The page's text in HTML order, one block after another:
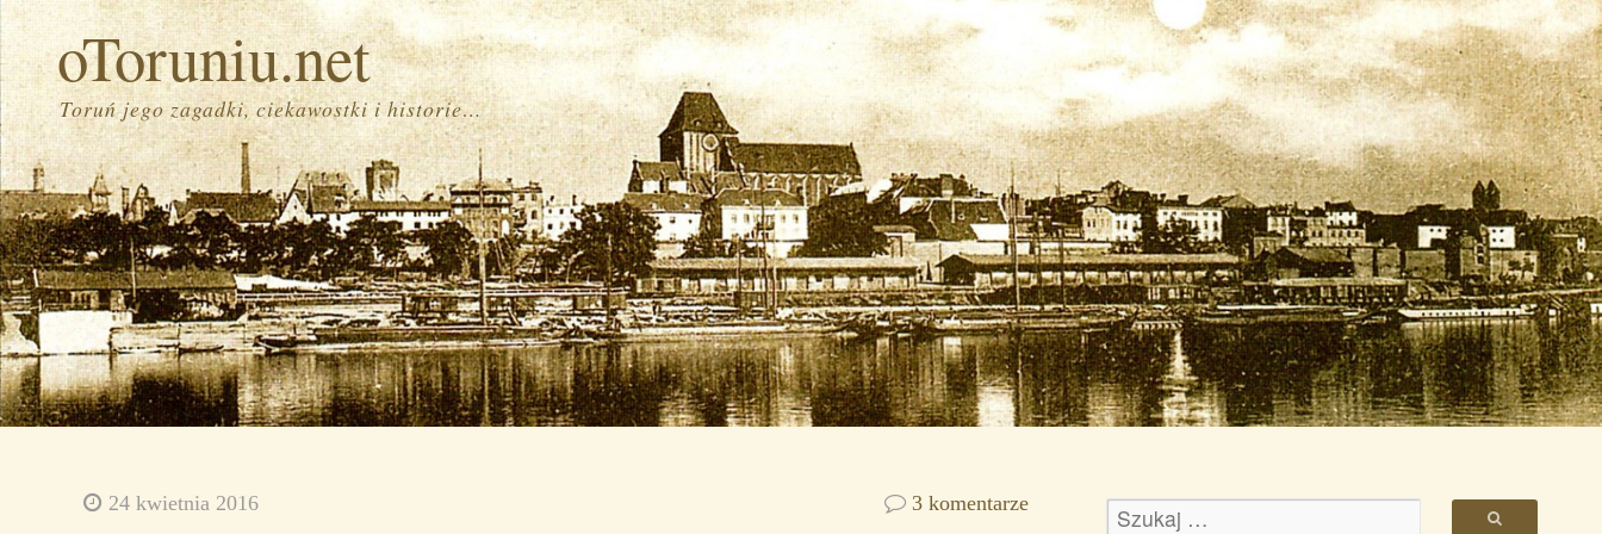
oToruniu.net
Toruń jego zagadki, ciekawostki i historie…
24 kwietnia 2016 3 komentarze